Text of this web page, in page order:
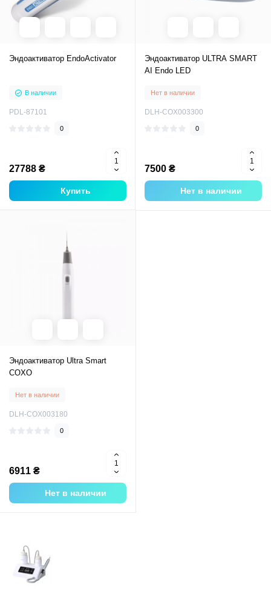
Эндоактиватор EndoActivator
В наличии
PDL-87101
0
27788 ₴
Купить
Эндоактиватор ULTRA SMART
AI Endo LED
Нет в наличии
DLH-COX003300
0
7500 ₴
Нет в наличии
Эндоактиватор Ultra Smart
COXO
Нет в наличии
DLH-COX003180
0
6911 ₴
Нет в наличии